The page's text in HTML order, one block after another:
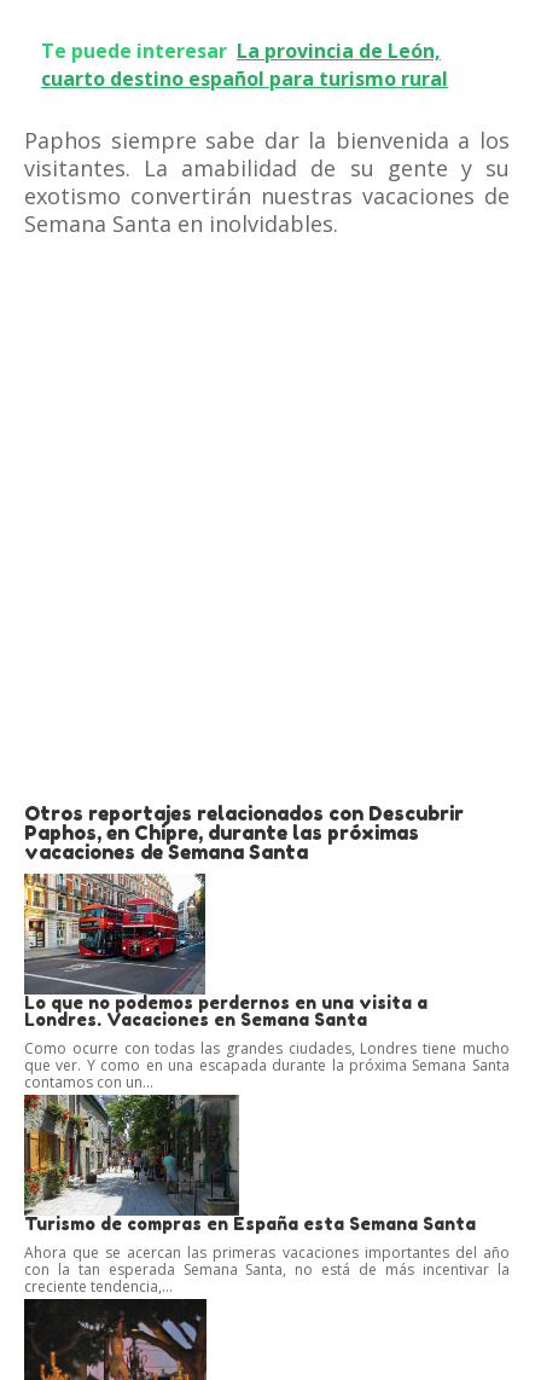
Te puede interesar La provincia de León,
cuarto destino español para turismo rural
Paphos siempre sabe dar la bienvenida a los
visitantes. La amabilidad de su gente y su
exotismo convertirán nuestras vacaciones de
Semana Santa en inolvidables.
Otros reportajes relacionados con Descubrir
Paphos, en Chipre, durante las próximas
vacaciones de Semana Santa
Lo que no podemos perdernos en una visita a
Londres. Vacaciones en Semana Santa
Como ocurre con todas las grandes ciudades, Londres tiene mucho
que ver. Y como en una escapada durante la próxima Semana Santa
contamos con un...
Turismo de compras en España esta Semana Santa
Ahora que se acercan las primeras vacaciones importantes del año
con la tan esperada Semana Santa, no está de más incentivar la
creciente tendencia,...